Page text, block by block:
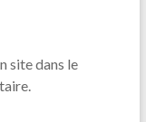
site dans le